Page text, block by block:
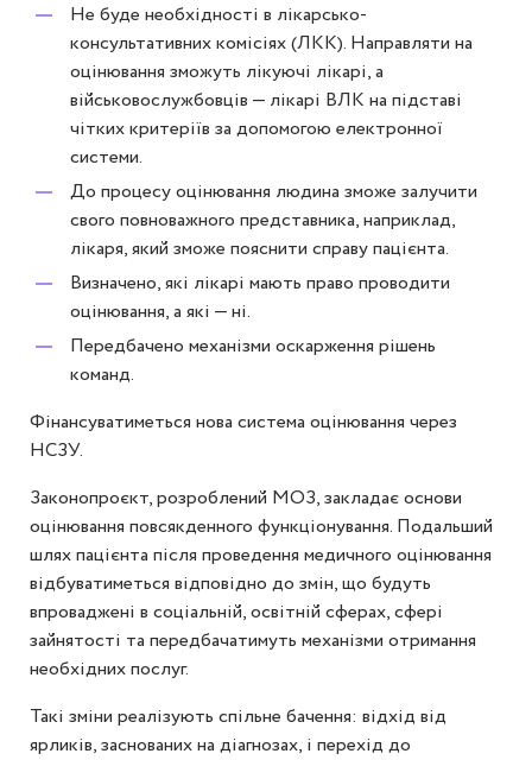
Не буде необхідності в лікарсько-
консультативних комісіях (ЛКК). Направляти на
оцінювання зможуть лікуючі лікарі, а
військовослужбовців — лікарі ВЛК на підставі
чітких критеріїв за допомогою електронної
системи.
До процесу оцінювання людина зможе залучити
свого повноважного представника, наприклад,
лікаря, який зможе пояснити справу пацієнта.
Визначено, які лікарі мають право проводити
оцінювання, а які — ні.
Передбачено механізми оскарження рішень
команд.
Фінансуватиметься нова система оцінювання через
НСЗУ.
Законопроєкт, розроблений МОЗ, закладає основи
оцінювання повсякденного функціонування. Подальший
шлях пацієнта після проведення медичного оцінювання
відбуватиметься відповідно до змін, що будуть
впроваджені в соціальній, освітній сферах, сфері
зайнятості та передбачатимуть механізми отримання
необхідних послуг.
Такі зміни реалізують спільне бачення: відхід від
ярликів, заснованих на діагнозах, і перехід до